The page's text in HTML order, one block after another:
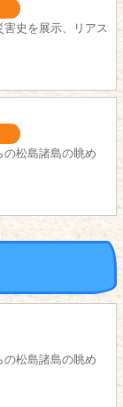
史を展示、リアス
の松島諸島の眺め
の松島諸島の眺め